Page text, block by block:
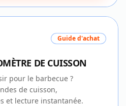
Guide d'achat
DE CUISSON
pour le barbecue ?
de cuisson,
et lecture instantanée.